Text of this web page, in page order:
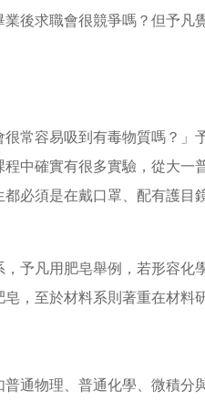
後求職會很競爭嗎？但予凡
常容易吸到有毒物質嗎？」
中確實有很多實驗，從大一
必須是在戴口罩、配有護目
予凡用肥皂舉例，若形容化
，至於材料系則著重在材料
通物理、普通化學、微積分